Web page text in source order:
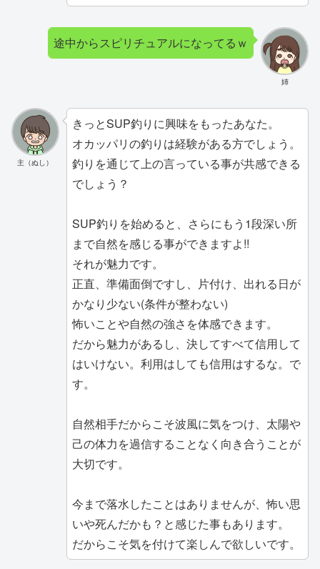
姉
途中からスピリチュアルになってるｗ
主（ぬし）
きっとSUP釣りに興味をもったあなた。
オカッパリの釣りは経験がある方でしょう。
釣りを通じて上の言っている事が共感できる
でしょう？
SUP釣りを始めると、さらにもう1段深い所
まで自然を感じる事ができますよ!!
それが魅力です。
正直、準備面倒ですし、片付け、出れる日が
かなり少ない(条件が整わない)
怖いことや自然の強さを体感できます。
だから魅力があるし、決してすべて信用して
はいけない。利用はしても信用はするな。で
す。
自然相手だからこそ波風に気をつけ、太陽や
己の体力を過信することなく向き合うことが
大切です。
今まで落水したことはありませんが、怖い思
いや死んだかも？と感じた事もあります。
だからこそ気を付けて楽しんで欲しいです。